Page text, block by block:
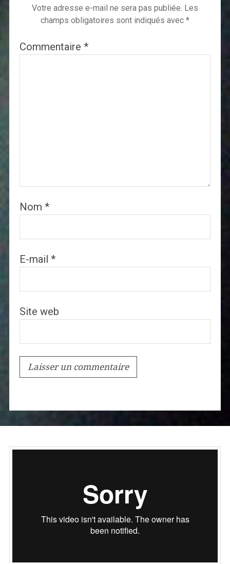
Votre adresse e-mail ne sera pas publiée. Les
champs obligatoires sont indiqués avec *
Commentaire *
Nom *
E-mail *
Site web